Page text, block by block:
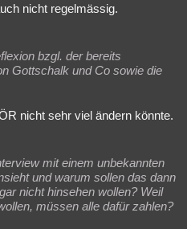
nicht regelmässig.
bzgl. der bereits
Gottschalk und Co sowie die
nicht sehr viel ändern könnte.
mit einem unbekannten
und warum sollen das dann
nicht hinsehen wollen? Weil
müssen alle dafür zahlen?